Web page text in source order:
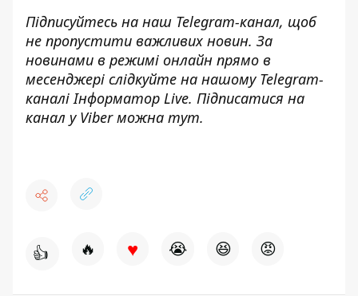
Підписуйтесь на наш Telegram-канал, щоб
не пропустити важливих новин. За
новинами в режимі онлайн прямо в
месенджері слідкуйте на нашому Telegram-
каналіІнформатор Live. Підписатися на
канал у Viber можна тут.
👍 🔥 ♥ 😭 😆 😡